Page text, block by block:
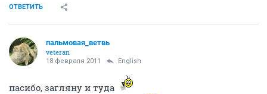
ОТВЕТИТЬ
пальмовая_ветвь
veteran
18 февраля 2011 English
пасибо, загляну и туда